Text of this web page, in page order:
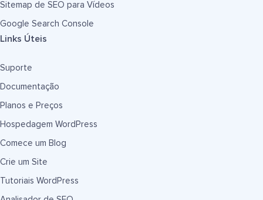
Sitemap de SEO para Vídeos
Google Search Console
Links Úteis
Suporte
Documentação
Planos e Preços
Hospedagem WordPress
Comece um Blog
Crie um Site
Tutoriais WordPress